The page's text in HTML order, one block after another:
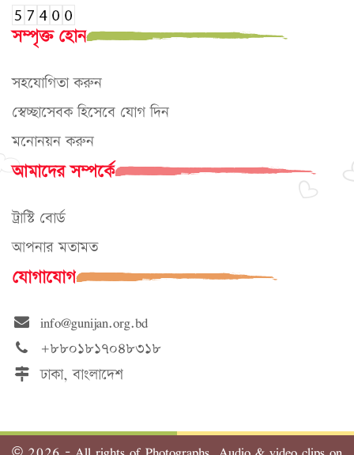
সম্পৃক্ত হোন
সহযোগিতা করুন
স্বেচ্ছাসেবক হিসেবে যোগ দিন
মনোনয়ন করুন
আমাদের সম্পর্কে
ট্রাস্টি বোর্ড
আপনার মতামত
যোগাযোগ
info@gunijan.org.bd
+৮৮০১৮১৭০৪৮৩১৮
ঢাকা, বাংলাদেশ